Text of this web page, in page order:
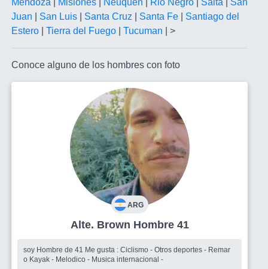
Mendoza
Misiones Neuquen Rio Negro Salta
San
Juan
San Luis Santa Cruz Santa Fe
Santiago del
Estero
Tierra del Fuego Tucuman | >
Conoce alguno de los hombres con foto
ARG
Alte. Brown Hombre 41
soy Hombre de 41 Me gusta : Ciclismo - Otros deportes - Remar
o Kayak - Melodico - Musica internacional -